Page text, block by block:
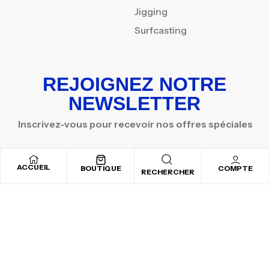
ACCUEIL BOUTIQUE RECHERCHER COMPTE
Jigging
Surfcasting
REJOIGNEZ NOTRE
NEWSLETTER
Inscrivez-vous pour recevoir nos offres spéciales